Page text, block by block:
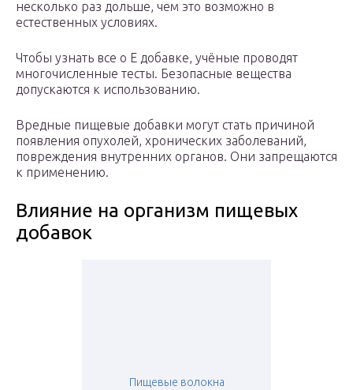
несколько раз дольше, чем это возможно в
естественных условиях.
Чтобы узнать все о Е добавке, учёные проводят
многочисленные тесты. Безопасные вещества
допускаются к использованию.
Вредные пищевые добавки могут стать причиной
появления опухолей, хронических заболеваний,
повреждения внутренних органов. Они запрещаются
к применению.
Влияние на организм пищевых
добавок
Пищевые волокна